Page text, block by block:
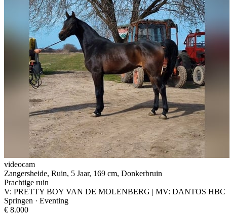
videocam
Zangersheide, Ruin, 5 Jaar, 169 cm, Donkerbruin
Prachtige ruin
V: PRETTY BOY VAN DE MOLENBERG | MV: DANTOS HBC
Springen · Eventing
€ 8.000